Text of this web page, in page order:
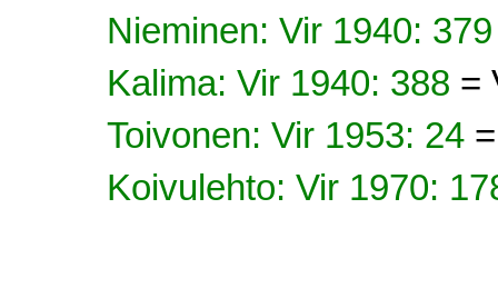
Nieminen: Vir 1940:
Kalima: Vir 1940: 388 =
Toivonen: Vir 1953: 24
Koivulehto: Vir 1970: